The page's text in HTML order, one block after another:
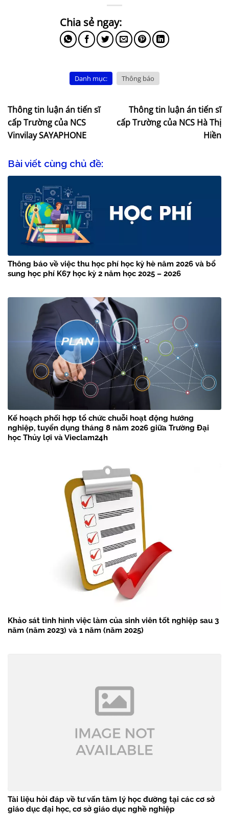
Danh mục: Thông báo
Thông tin luận án tiến sĩ
cấp Trường của NCS
Vinvilay SAYAPHONE
Thông tin luận án tiến sĩ
cấp Trường của NCS Hà Thị
Hiền
Bài viết cùng chủ đề:
Thông báo về việc thu học phí học kỳ hè năm 2026 và bổ
sung học phí K67 học kỳ 2 năm học 2025 – 2026
Kế hoạch phối hợp tổ chức chuỗi hoạt động hướng
nghiệp, tuyển dụng tháng 8 năm 2026 giữa Trường Đại
học Thủy lợi và Vieclam24h
Khảo sát tình hình việc làm của sinh viên tốt nghiệp sau 3
năm (năm 2023) và 1 năm (năm 2025)
Tài liệu hỏi đáp về tư vấn tâm lý học đường tại các cơ sở
giáo dục đại học, cơ sở giáo dục nghề nghiệp